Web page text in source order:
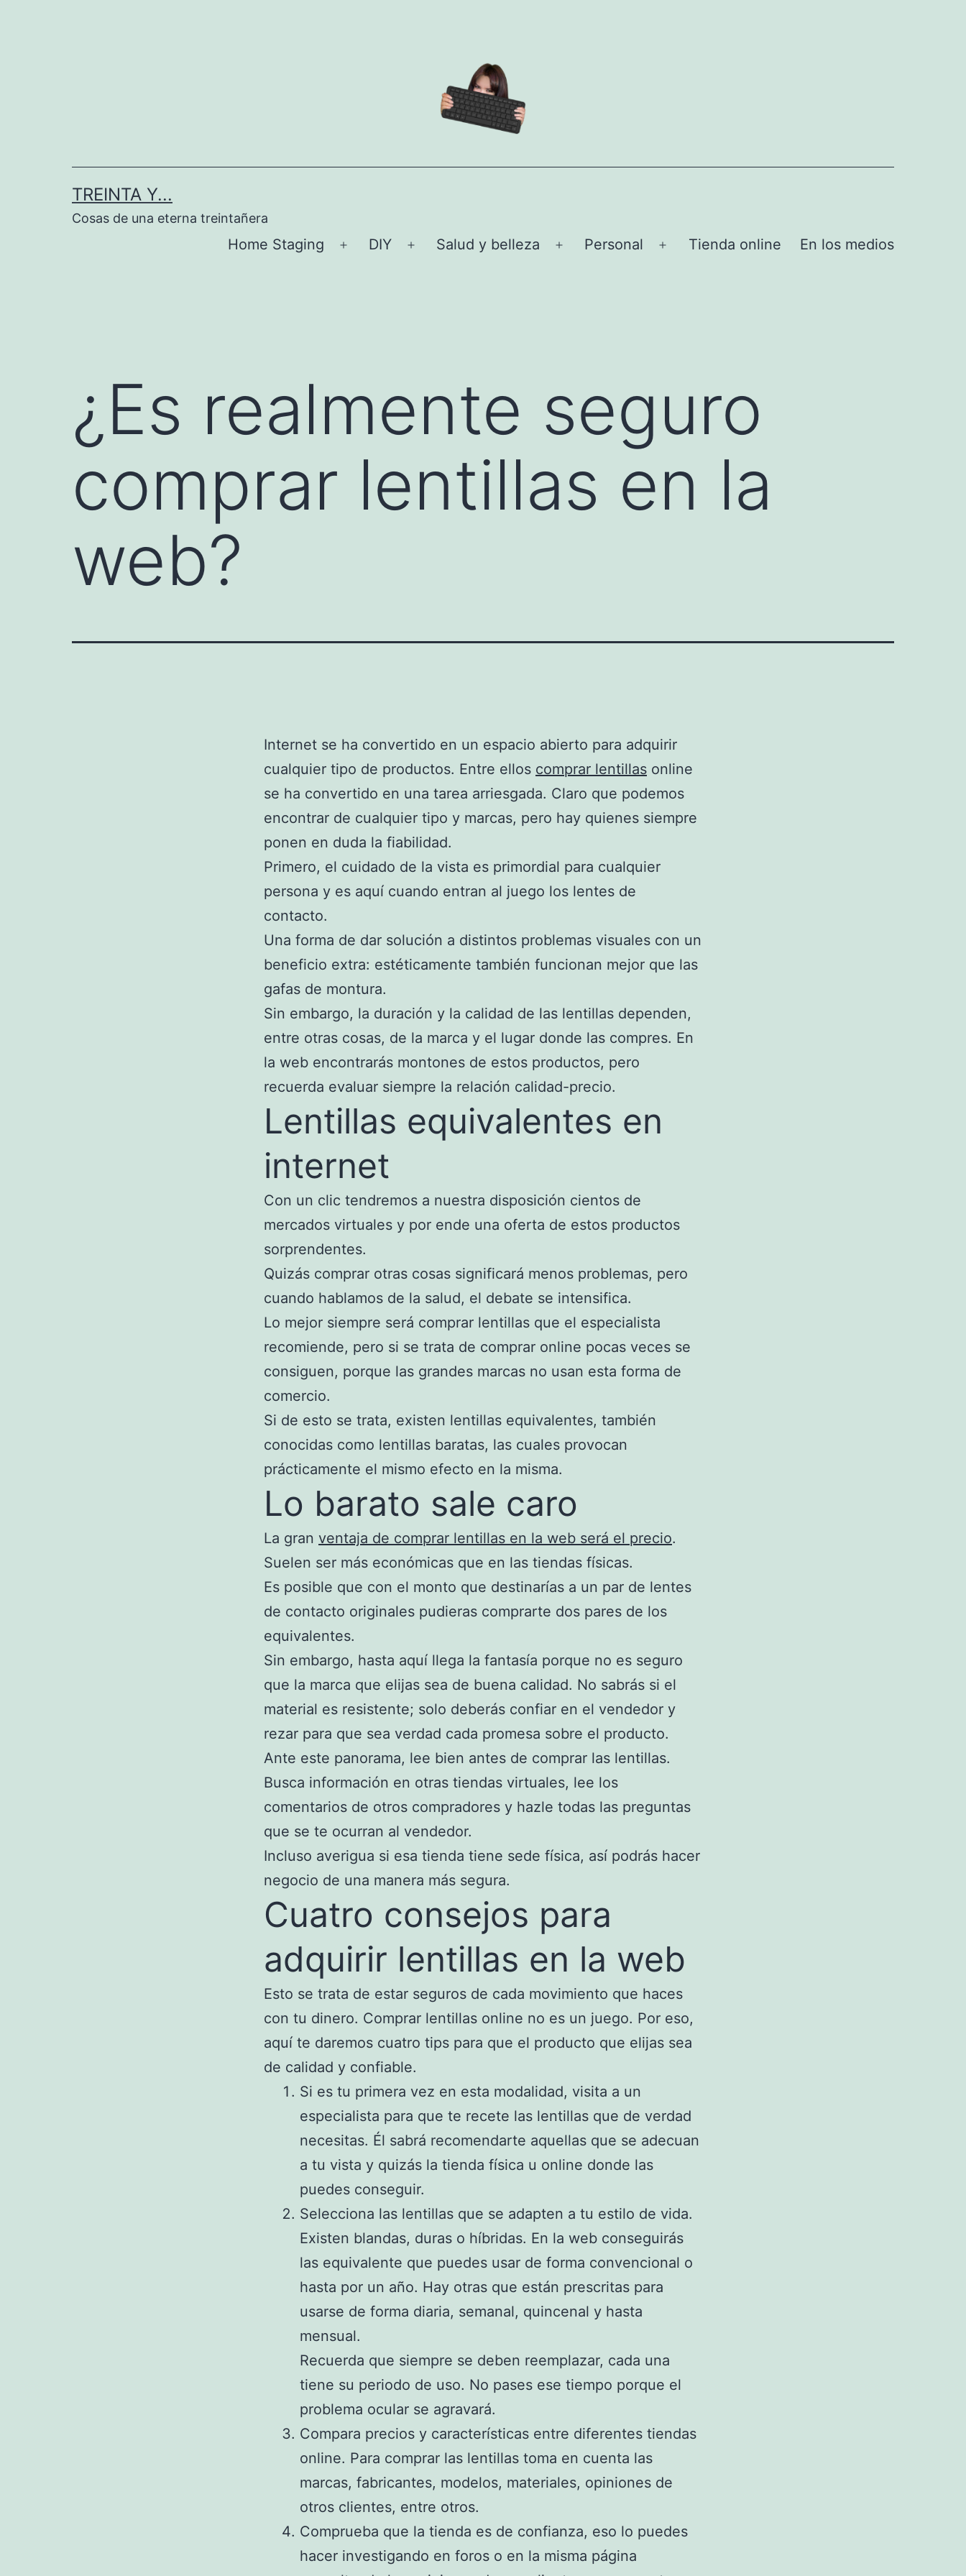
TREINTA Y...
Cosas de una eterna treintañera
Home Staging
Abrir
DIY
Abrir
Salud y belleza
Abrir
Personal
Abrir
Tienda online En los medios
¿Es realmente seguro
comprar lentillas en la
web?
Internet se ha convertido en un espacio abierto para adquirir
cualquier tipo de productos. Entre ellos comprar lentillas online
se ha convertido en una tarea arriesgada. Claro que podemos
encontrar de cualquier tipo y marcas, pero hay quienes siempre
ponen en duda la fiabilidad.
Primero, el cuidado de la vista es primordial para cualquier
persona y es aquí cuando entran al juego los lentes de
contacto.
Una forma de dar solución a distintos problemas visuales con un
beneficio extra: estéticamente también funcionan mejor que las
gafas de montura.
Sin embargo, la duración y la calidad de las lentillas dependen,
entre otras cosas, de la marca y el lugar donde las compres. En
la web encontrarás montones de estos productos, pero
recuerda evaluar siempre la relación calidad-precio.
Lentillas equivalentes en
internet
Con un clic tendremos a nuestra disposición cientos de
mercados virtuales y por ende una oferta de estos productos
sorprendentes.
Quizás comprar otras cosas significará menos problemas, pero
cuando hablamos de la salud, el debate se intensifica.
Lo mejor siempre será comprar lentillas que el especialista
recomiende, pero si se trata de comprar online pocas veces se
consiguen, porque las grandes marcas no usan esta forma de
comercio.
Si de esto se trata, existen lentillas equivalentes, también
conocidas como lentillas baratas, las cuales provocan
prácticamente el mismo efecto en la misma.
Lo barato sale caro
La gran ventaja de comprar lentillas en la web será el precio.
Suelen ser más económicas que en las tiendas físicas.
Es posible que con el monto que destinarías a un par de lentes
de contacto originales pudieras comprarte dos pares de los
equivalentes.
Sin embargo, hasta aquí llega la fantasía porque no es seguro
que la marca que elijas sea de buena calidad. No sabrás si el
material es resistente; solo deberás confiar en el vendedor y
rezar para que sea verdad cada promesa sobre el producto.
Ante este panorama, lee bien antes de comprar las lentillas.
Busca información en otras tiendas virtuales, lee los
comentarios de otros compradores y hazle todas las preguntas
que se te ocurran al vendedor.
Incluso averigua si esa tienda tiene sede física, así podrás hacer
negocio de una manera más segura.
Cuatro consejos para
adquirir lentillas en la web
Esto se trata de estar seguros de cada movimiento que haces
con tu dinero. Comprar lentillas online no es un juego. Por eso,
aquí te daremos cuatro tips para que el producto que elijas sea
de calidad y confiable.
Si es tu primera vez en esta modalidad, visita a un
especialista para que te recete las lentillas que de verdad
necesitas. Él sabrá recomendarte aquellas que se adecuan
a tu vista y quizás la tienda física u online donde las
puedes conseguir.
Selecciona las lentillas que se adapten a tu estilo de vida.
Existen blandas, duras o híbridas. En la web conseguirás
las equivalente que puedes usar de forma convencional o
hasta por un año. Hay otras que están prescritas para
usarse de forma diaria, semanal, quincenal y hasta
mensual.
Recuerda que siempre se deben reemplazar, cada una
tiene su periodo de uso. No pases ese tiempo porque el
problema ocular se agravará.
Compara precios y características entre diferentes tiendas
online. Para comprar las lentillas toma en cuenta las
marcas, fabricantes, modelos, materiales, opiniones de
otros clientes, entre otros.
Comprueba que la tienda es de confianza, eso lo puedes
hacer investigando en foros o en la misma página